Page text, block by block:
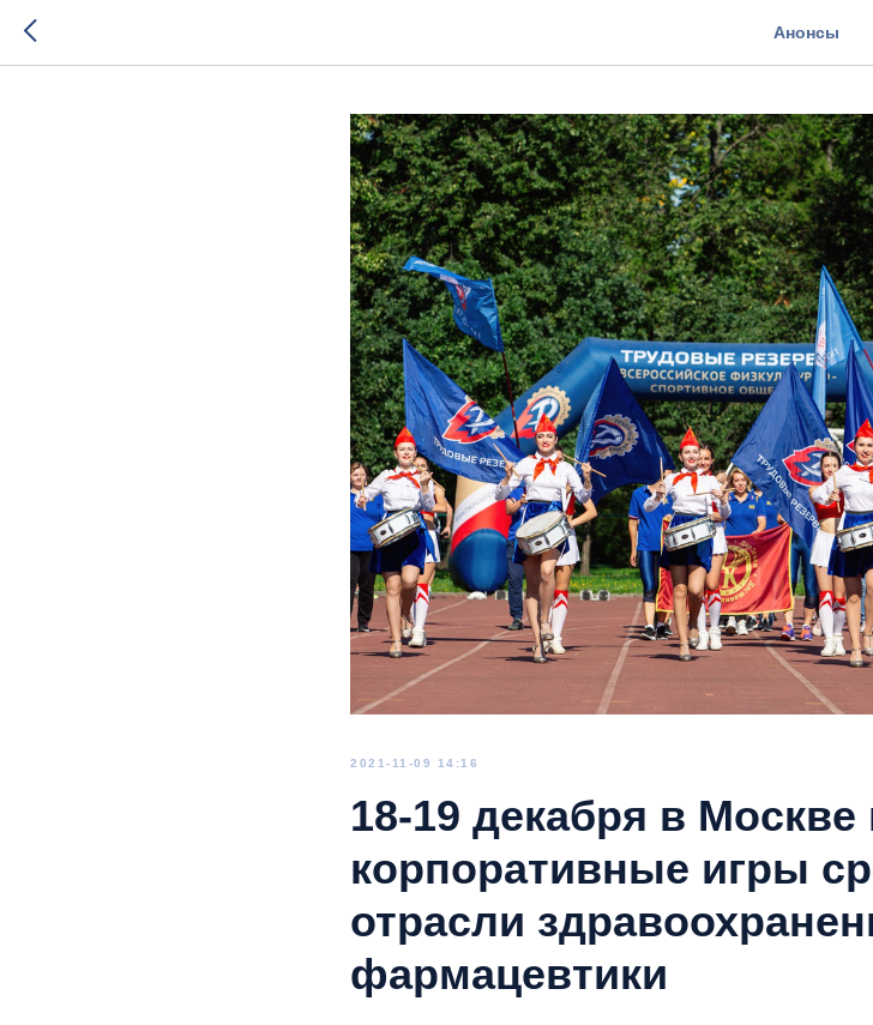
Анонсы
2021-11-09 14:16
18-19 декабря в Москве
корпоративные игры
отрасли
фармацевтики